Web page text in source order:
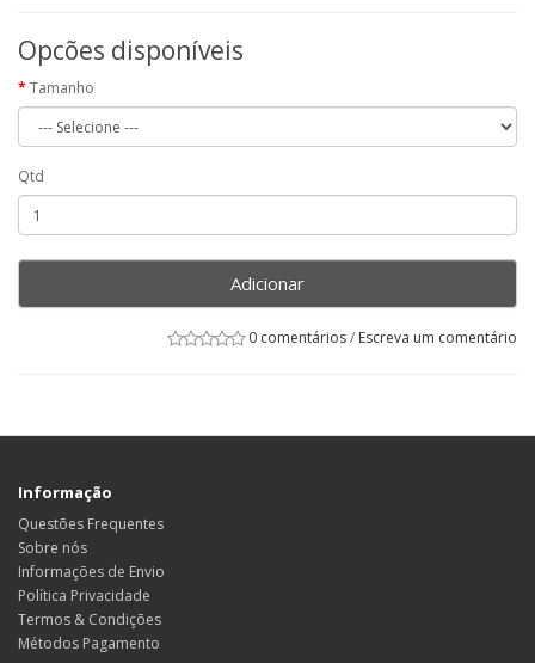
Opcões disponíveis
Tamanho
Qtd
Adicionar
0 comentários/ Escreva um comentário
Informação
Questões Frequentes
Sobre nós
Informações de Envio
Política Privacidade
Termos & Condições
Métodos Pagamento